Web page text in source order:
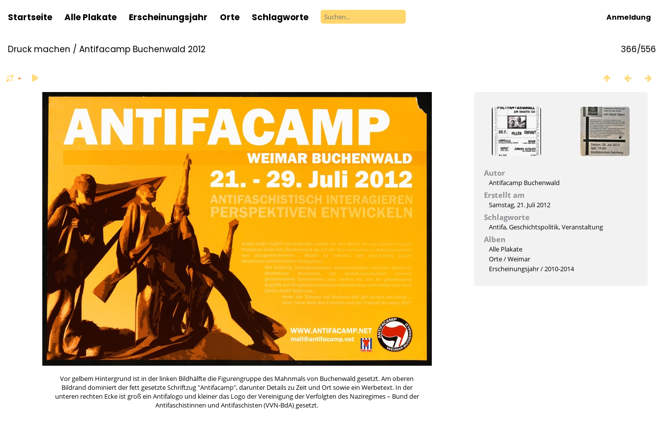
Startseite Alle Plakate Erscheinungsjahr Orte Schlagworte Anmeldung
366/556
Druck machen / Antifacamp Buchenwald 2012
Vor gelbem Hintergrund ist in der linken Bildhälfte die Figurengruppe des Mahnmals von Buchenwald gesetzt. Am oberen
Bildrand dominiert der fett gesetzte Schriftzug "Antifacamp", darunter Details zu Zeit und Ort sowie ein Werbetext. In der
unteren rechten Ecke ist groß ein Antifalogo und kleiner das Logo der Vereinigung der Verfolgten des Naziregimes – Bund der
Antifaschistinnen und Antifaschisten (VVN-BdA) gesetzt.
Autor
Antifacamp Buchenwald
Erstellt am
Samstag, 21. Juli 2012
Schlagworte
Antifa,Geschichtspolitik,Veranstaltung
Alben
Alle Plakate
Orte/Weimar
Erscheinungsjahr/2010-2014